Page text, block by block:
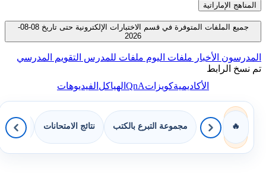
المناهج الإماراتية
جميع الملفات المتوفرة في قسم الاختبارات الإلكترونية حتى تاريخ 08-08-
2026
المدرسون الأخبار ملفات اليوم ملفات للمدرس التقويم المدرسي
تم نسخ الرابط
الأكاديميةكويزاتQnAالهياكل الفيديوهات
🔥 مجموعة التبرع بالكتب نتائج الامتحانات